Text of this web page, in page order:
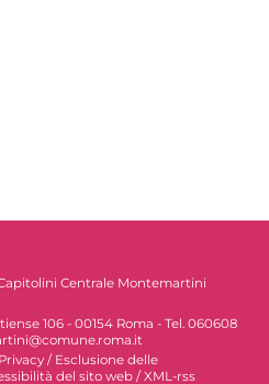
Centrale Montemartini
106 - 00154 Roma - Tel. 060608
Privacy / Esclusione delle
del sito web / XML-rss